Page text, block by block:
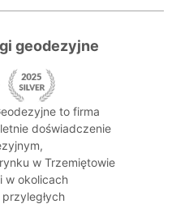
geodezyjne
to firma
doświadczenie
w Trzemiętowie
w okolicach